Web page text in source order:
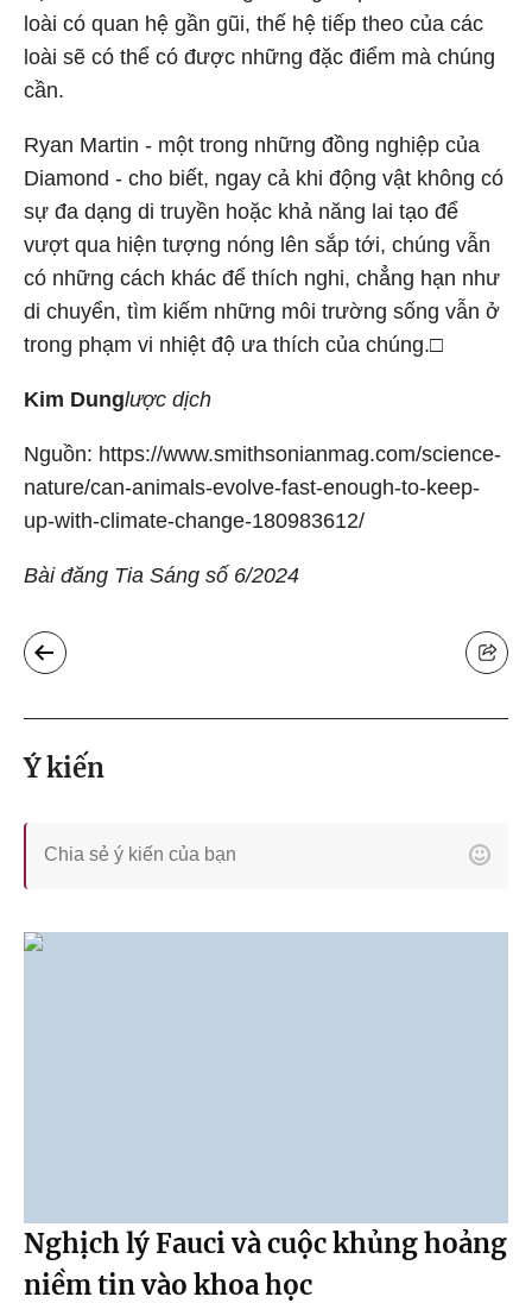
loài có quan hệ gần gũi, thế hệ tiếp theo của các
loài sẽ có thể có được những đặc điểm mà chúng
cần.
Ryan Martin - một trong những đồng nghiệp của
Diamond - cho biết, ngay cả khi động vật không có
sự đa dạng di truyền hoặc khả năng lai tạo để
vượt qua hiện tượng nóng lên sắp tới, chúng vẫn
có những cách khác để thích nghi, chẳng hạn như
di chuyển, tìm kiếm những môi trường sống vẫn ở
trong phạm vi nhiệt độ ưa thích của chúng.□
Kim Dunglược dịch
Nguồn: https://www.smithsonianmag.com/science-
nature/can-animals-evolve-fast-enough-to-keep-
up-with-climate-change-180983612/
Bài đăng Tia Sáng số 6/2024
Ý kiến
Nghịch lý Fauci và cuộc khủng hoảng
niềm tin vào khoa học